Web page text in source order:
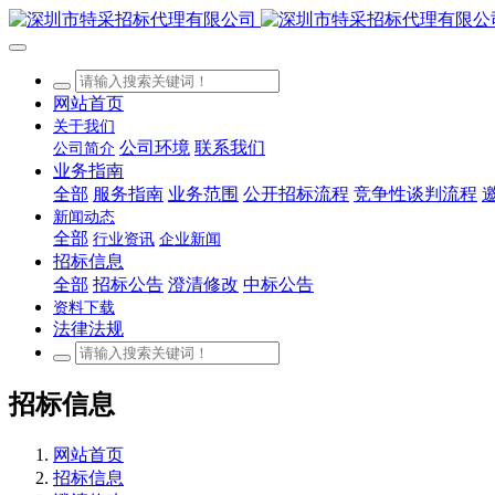
网站首页
关于我们
公司简介 公司环境 联系我们
业务指南
全部 服务指南 业务范围 公开招标流程 竞争性谈判流程
新闻动态
全部 行业资讯 企业新闻
招标信息
全部 招标公告 澄清修改 中标公告
资料下载
法律法规
招标信息
网站首页
招标信息